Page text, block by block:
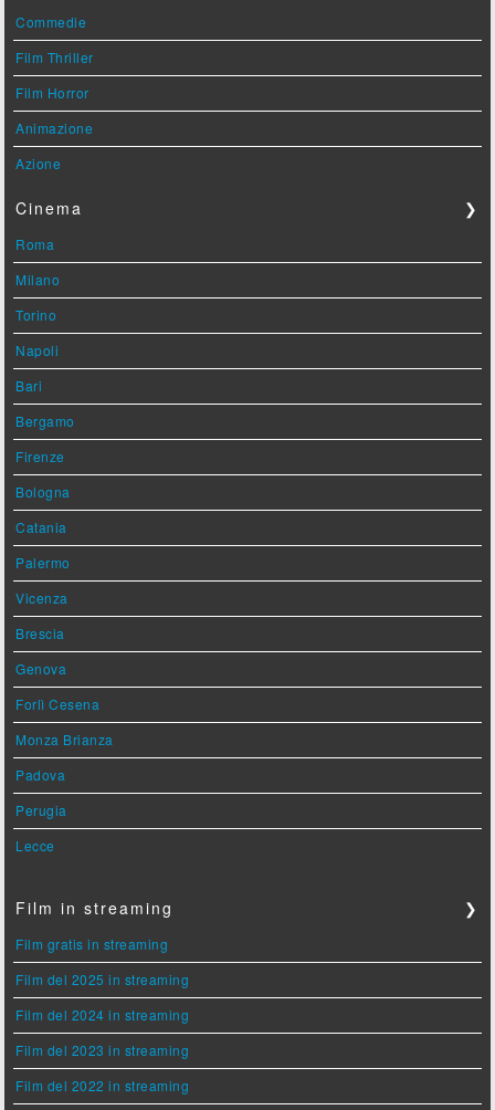
Commedie
Film Thriller
Film Horror
Animazione
Azione
Cinema ❯
Roma
Milano
Torino
Napoli
Bari
Bergamo
Firenze
Bologna
Catania
Palermo
Vicenza
Brescia
Genova
Forlì Cesena
Monza Brianza
Padova
Perugia
Lecce
Film in streaming ❯
Film gratis in streaming
Film del 2025 in streaming
Film del 2024 in streaming
Film del 2023 in streaming
Film del 2022 in streaming